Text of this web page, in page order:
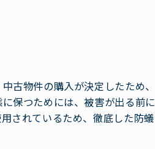
古物件の購入が決定したため、
保つためには、被害が出る前に
されているため、徹底した防蟻